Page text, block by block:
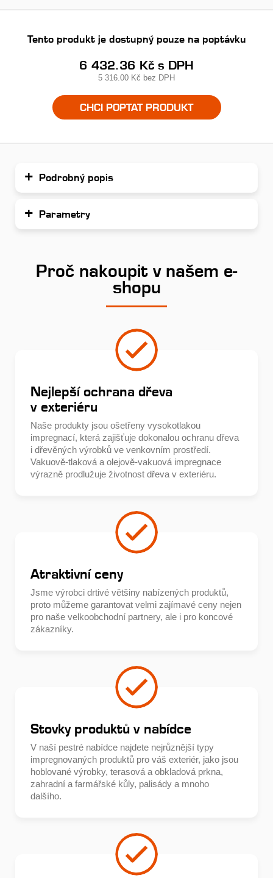
Tento produkt je dostupný pouze na poptávku
6 432.36 Kč s DPH
5 316.00 Kč bez DPH
CHCI POPTAT PRODUKT
Podrobný popis
Parametry
Proč nakoupit v našem e-
shopu
Nejlepší ochrana dřeva
v exteriéru
Naše produkty jsou ošetřeny vysokotlakou
impregnací, která zajišťuje dokonalou ochranu dřeva
i dřevěných výrobků ve venkovním prostředí.
Vakuově-tlaková a olejově-vakuová impregnace
výrazně prodlužuje životnost dřeva v exteriéru.
Atraktivní ceny
Jsme výrobci drtivé většiny nabízených produktů,
proto můžeme garantovat velmi zajímavé ceny nejen
pro naše velkoobchodní partnery, ale i pro koncové
zákazníky.
Stovky produktů v nabídce
V naší pestré nabídce najdete nejrůznější typy
impregnovaných produktů pro váš exteriér, jako jsou
hoblované výrobky, terasová a obkladová prkna,
zahradní a farmářské kůly, palisády a mnoho
dalšího.